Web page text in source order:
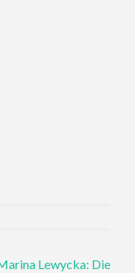
Lewycka: Die